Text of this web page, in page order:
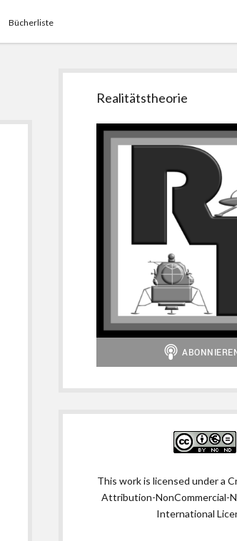
Bücherliste
Seitenleiste
Realitätstheorie
This work is licensed under a
Attribution-NonCommercial-
International